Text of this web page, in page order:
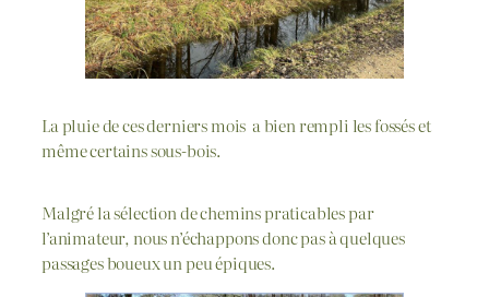
La pluie de ces derniers mois a bien rempli les fossés et
même certains sous-bois.
Malgré la sélection de chemins praticables par
l’animateur, nous n’échappons donc pas à quelques
passages boueux un peu épiques.